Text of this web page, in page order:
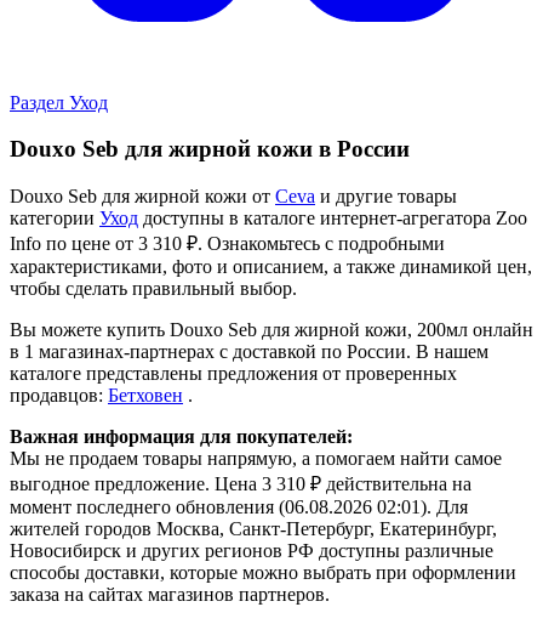
Раздел Уход
Douxo Seb для жирной кожи в России
Douxo Seb для жирной кожи от Ceva и другие товары
категории Уход доступны в каталоге интернет-агрегатора Zoo
Info по цене от 3 310 ₽. Ознакомьтесь с подробными
характеристиками, фото и описанием, а также динамикой цен,
чтобы сделать правильный выбор.
Вы можете купить Douxo Seb для жирной кожи, 200мл онлайн
в 1 магазинах-партнерах с доставкой по России. В нашем
каталоге представлены предложения от проверенных
продавцов: Бетховен .
Важная информация для покупателей:
Мы не продаем товары напрямую, а помогаем найти самое
выгодное предложение. Цена 3 310 ₽ действительна на
момент последнего обновления (06.08.2026 02:01). Для
жителей городов Москва, Санкт-Петербург, Екатеринбург,
Новосибирск и других регионов РФ доступны различные
способы доставки, которые можно выбрать при оформлении
заказа на сайтах магазинов партнеров.